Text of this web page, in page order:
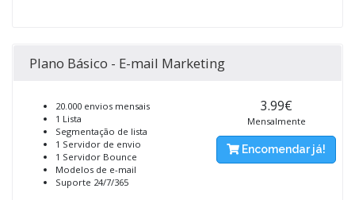
Plano Básico - E-mail Marketing
20.000 envios mensais
1 Lista
Segmentação de lista
1 Servidor de envio
1 Servidor Bounce
Modelos de e-mail
Suporte 24/7/365
3.99€
Mensalmente
Encomendar já!